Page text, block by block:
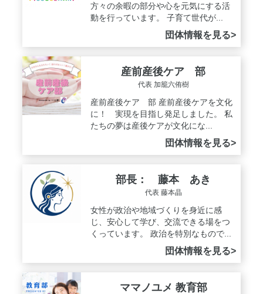
方々の余暇の部分や心を元気にする活
動を行っています。 子育て世代が...
団体情報を見る>
産前産後ケア 部
代表 加籠六侑樹
産前産後ケア 部 産前産後ケアを文化
に！ 実現を目指し発足しました。 私
たちの夢は産後ケアが文化にな...
団体情報を見る>
部長： 藤本 あき
代表 藤本晶
女性が政治や地域づくりを身近に感
じ、安心して学び、交流できる場をつ
くっています。 政治を特別なもので...
団体情報を見る>
ママノユメ 教育部